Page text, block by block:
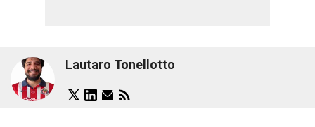
Lautaro Tonellotto